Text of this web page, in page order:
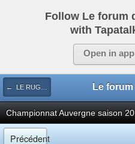
Follow Le forum
with
Open in app
← LE RUGBY DE CHEZ NOUS
Championnat Auvergne saison
Précédent